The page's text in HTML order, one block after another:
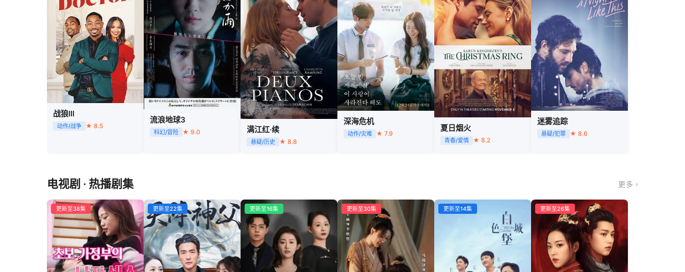
战狼III
动作/战争 ★ 8.5
流浪地球3
科幻/冒险 ★ 9.0 满江红·续
悬疑/历史 ★ 8.8
深海危机
动作/灾难 ★ 7.9
夏日烟火
青春/爱情 ★ 8.2
迷雾追踪
悬疑/犯罪 ★ 8.6
电视剧 · 热播剧集 更多 ›
更新至38集 更新至22集 更新至16集 更新至30集 更新至14集 更新至26集